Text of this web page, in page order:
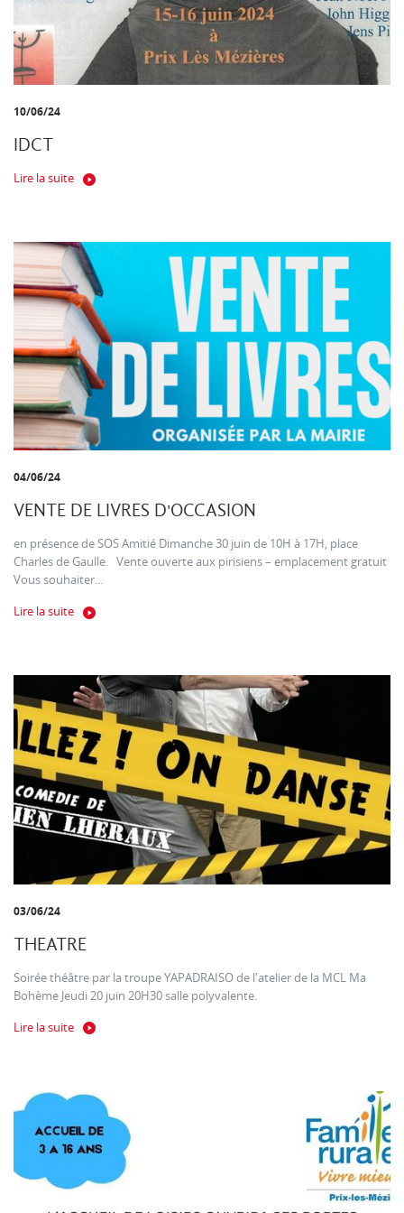
10/06/24
IDCT
Lire la suite
04/06/24
VENTE DE LIVRES D'OCCASION
en présence de SOS Amitié Dimanche 30 juin de 10H à 17H, place
Charles de Gaulle. Vente ouverte aux pirisiens – emplacement gratuit
Vous souhaiter...
Lire la suite
03/06/24
THEATRE
Soirée théâtre par la troupe YAPADRAISO de l'atelier de la MCL Ma
Bohème Jeudi 20 juin 20H30 salle polyvalente.
Lire la suite